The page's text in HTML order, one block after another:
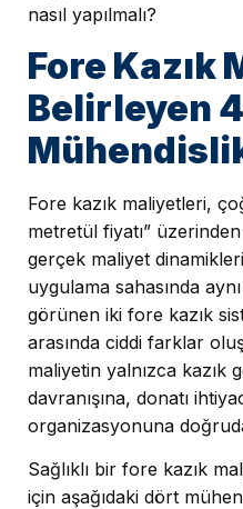
nasıl yapılmalı?
Fore Kazık
Belirleyen
Fore kazık maliyetleri,
metretül fiyatı”
gerçek maliyet
uygulama sahasında
görünen iki fore kazık
arasında ciddi farklar
maliyetin yalnızca kazık
davranışına, donatı
organizasyonuna
Sağlıklı bir fore kazık
için aşağıdaki dört